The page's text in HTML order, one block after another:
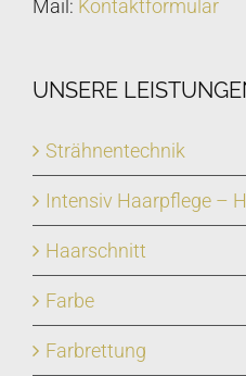
Mail: Kontaktformular
UNSERE
Strähnentechnik
Intensiv Haarpflege –
Haarschnitt
Farbe
Farbrettung